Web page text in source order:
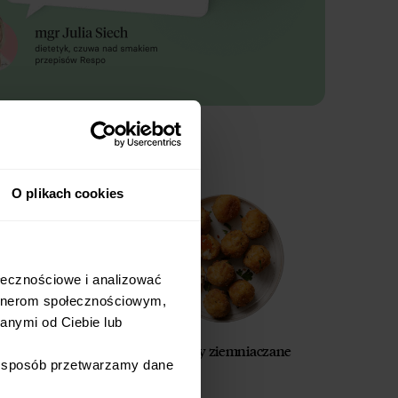
O plikach cookies
i analizować
społecznościowym,
od Ciebie lub
przetwarzamy dane
Krokiety ziemniaczane